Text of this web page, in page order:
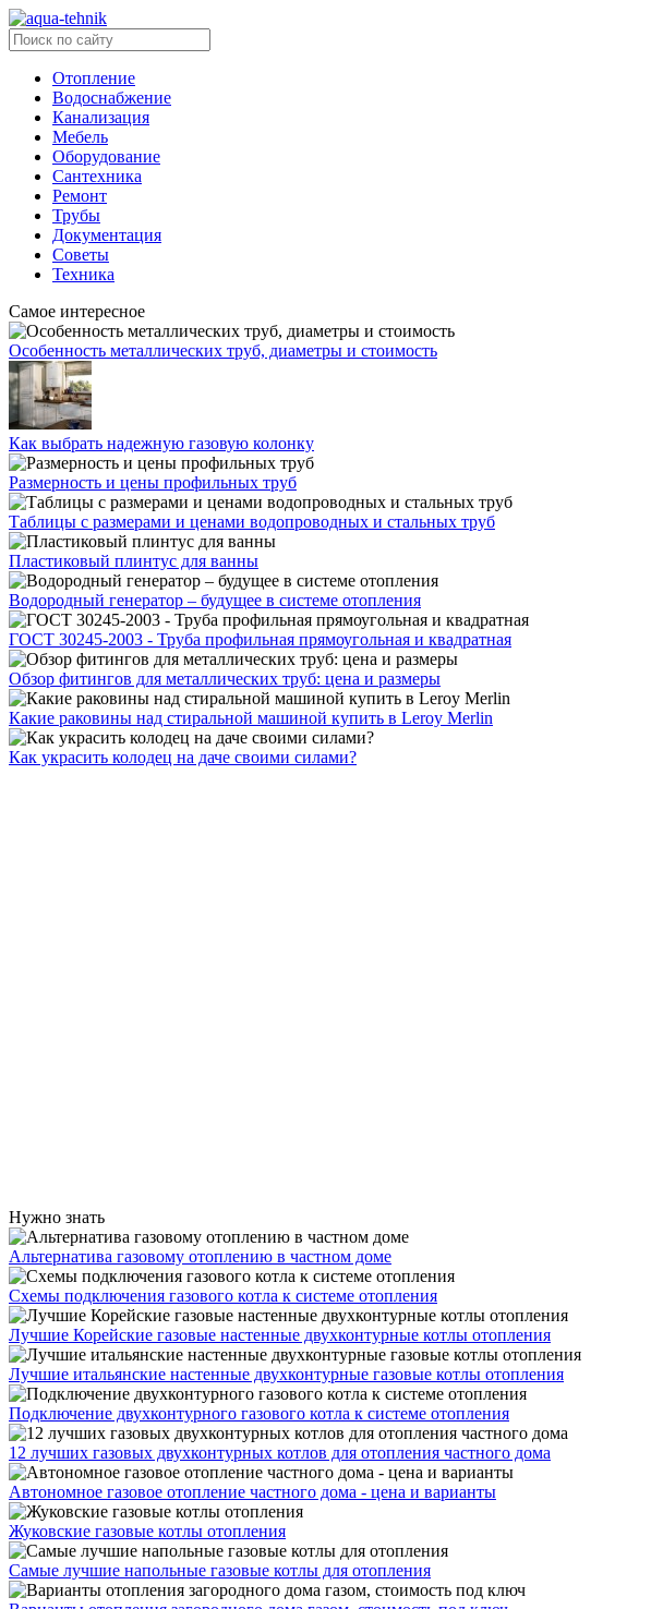
Отопление
Водоснабжение
Канализация
Мебель
Оборудование
Сантехника
Ремонт
Трубы
Документация
Советы
Техника
Самое интересное
Особенность металлических труб, диаметры и стоимость
Как выбрать надежную газовую колонку
Размерность и цены профильных труб
Таблицы с размерами и ценами водопроводных и стальных труб
Пластиковый плинтус для ванны
Водородный генератор – будущее в системе отопления
ГОСТ 30245-2003 - Труба профильная прямоугольная и квадратная
Обзор фитингов для металлических труб: цена и размеры
Какие раковины над стиральной машиной купить в Leroy Merlin
Как украсить колодец на даче своими силами?
Нужно знать
Альтернатива газовому отоплению в частном доме
Схемы подключения газового котла к системе отопления
Лучшие Корейские газовые настенные двухконтурные котлы отопления
Лучшие итальянские настенные двухконтурные газовые котлы отопления
Подключение двухконтурного газового котла к системе отопления
12 лучших газовых двухконтурных котлов для отопления частного дома
Автономное газовое отопление частного дома - цена и варианты
Жуковские газовые котлы отопления
Самые лучшие напольные газовые котлы для отопления